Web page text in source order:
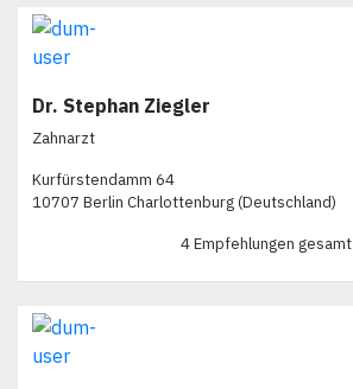
Dr. Stephan Ziegler
Zahnarzt
Kurfürstendamm 64
10707 Berlin Charlottenburg (Deutschland)
4 Empfehlungen gesamt